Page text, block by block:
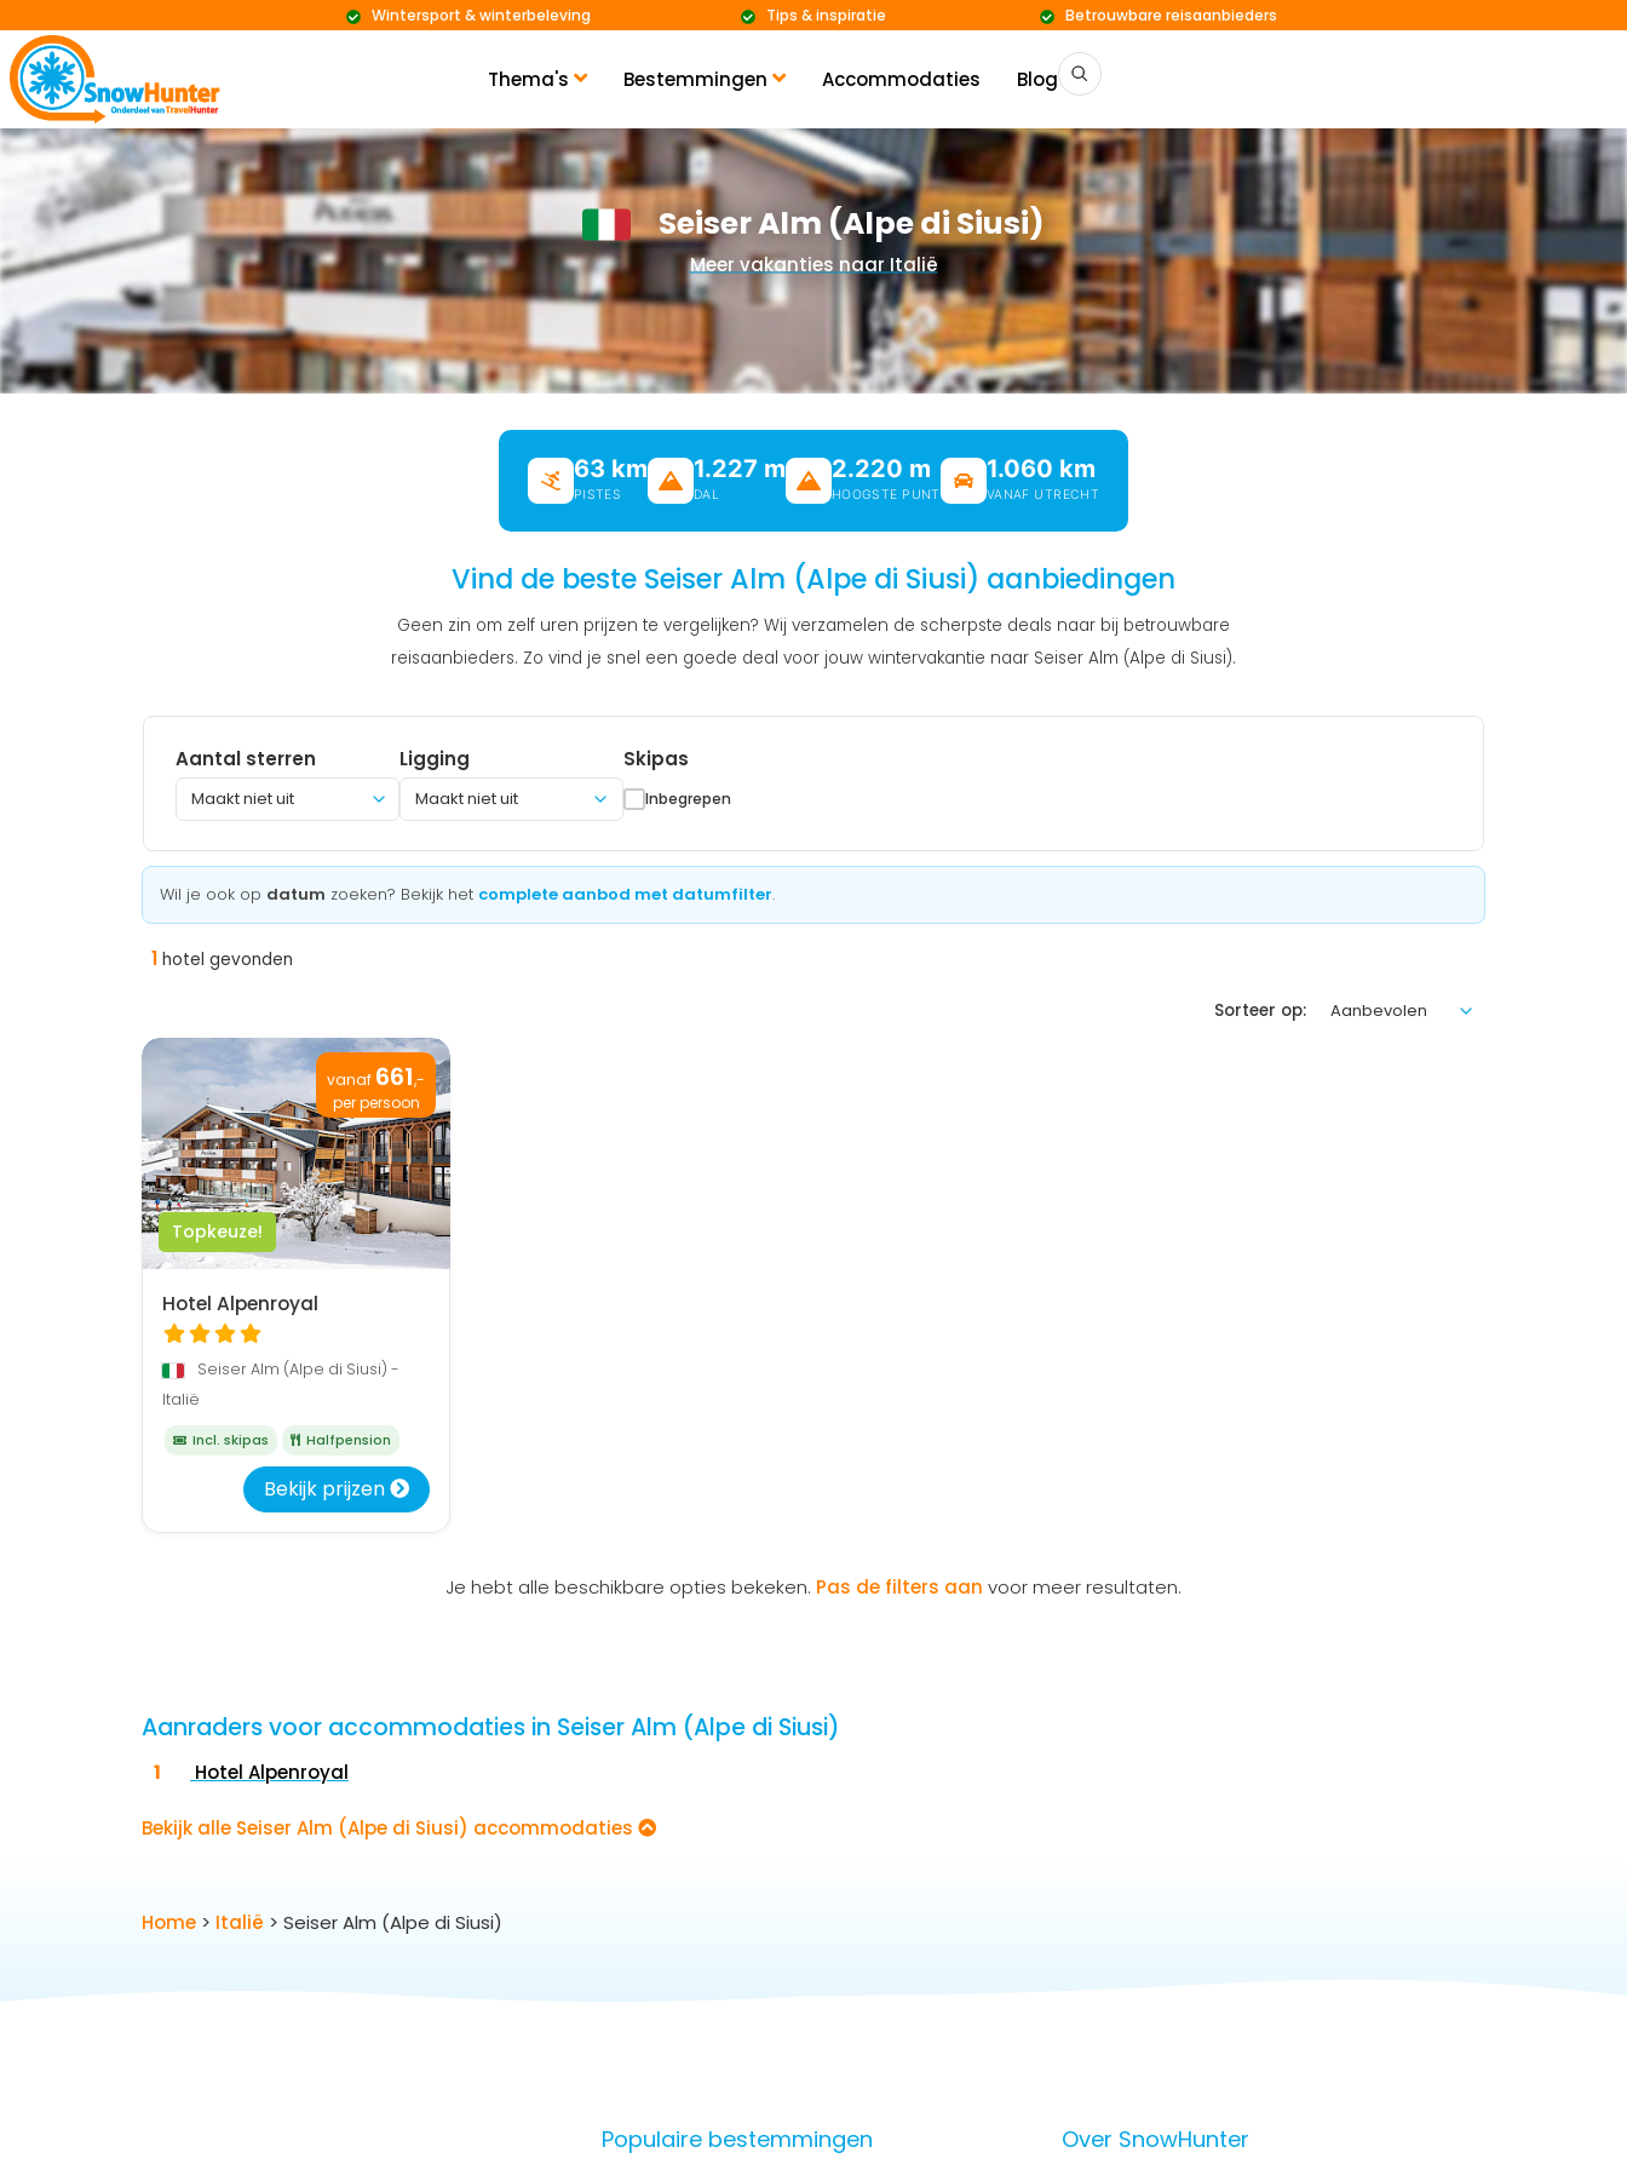
Thema's Bestemmingen Accommodaties Blog
Wintersport & winterbeleving Tips & inspiratie Betrouwbare reisaanbieders
Seiser Alm (Alpe di Siusi)
Meer vakanties naar Italië
63 km
PISTES
1.227 m
DAL
2.220 m
HOOGSTE PUNT
1.060 km
VANAF UTRECHT
Vind de beste Seiser Alm (Alpe di Siusi) aanbiedingen
Geen zin om zelf uren prijzen te vergelijken? Wij verzamelen de scherpste deals naar bij betrouwbare
reisaanbieders. Zo vind je snel een goede deal voor jouw wintervakantie naar Seiser Alm (Alpe di Siusi).
Aantal sterren Ligging
Maakt niet uit
Skipas
Inbegrepen
Wil je ook op datum zoeken? Bekijk het complete aanbod met datumfilter.
1 hotel gevonden
Sorteer op:
vanaf 661,-
per persoon
Topkeuze!
Hotel Alpenroyal
Seiser Alm (Alpe di Siusi) -
Italië
Incl. skipas Halfpension
Bekijk prijzen
Je hebt alle beschikbare opties bekeken. Pas de filters aan voor meer resultaten.
Aanraders voor accommodaties in Seiser Alm (Alpe di Siusi)
Hotel Alpenroyal
Bekijk alle Seiser Alm (Alpe di Siusi) accommodaties
Home > Italië > Seiser Alm (Alpe di Siusi)
Populaire bestemmingen Over SnowHunter